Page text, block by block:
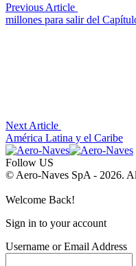
Previous Article
millones para salir del
Next Article
América Latina y el Caribe
Follow US
© Aero-Naves SpA - 2026.
Welcome Back!
Sign in to your account
Username or Email Address